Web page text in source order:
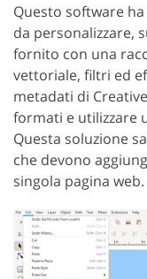
Questo software
da personalizzare,
fornito con una
vettoriale, filtri ed
metadati di
formati e utilizzare
Questa soluzione
che devono
singola pagina web.